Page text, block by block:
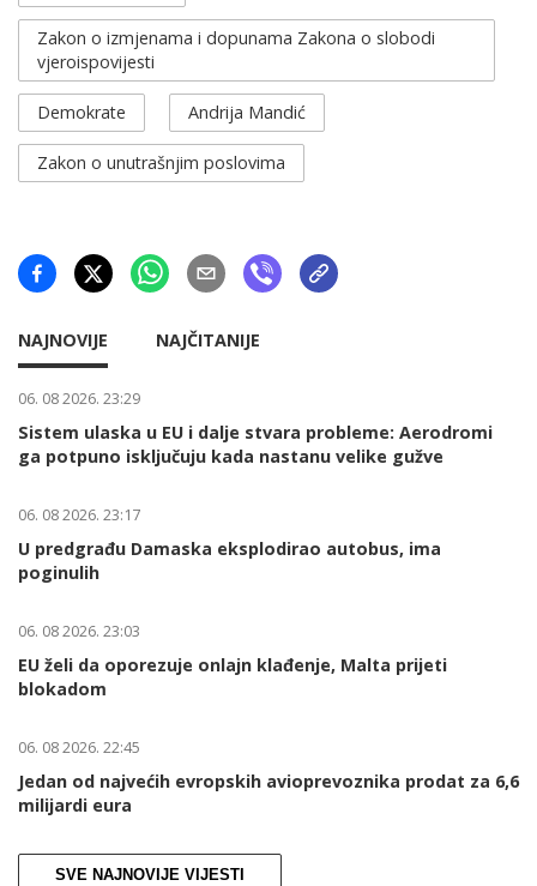
Zakon o izmjenama i dopunama Zakona o slobodi
vjeroispovijesti
Demokrate Andrija Mandić
Zakon o unutrašnjim poslovima
NAJNOVIJE NAJČITANIJE
06. 08 2026. 23:29
Sistem ulaska u EU i dalje stvara probleme: Aerodromi
ga potpuno isključuju kada nastanu velike gužve
06. 08 2026. 23:17
U predgrađu Damaska eksplodirao autobus, ima
poginulih
06. 08 2026. 23:03
EU želi da oporezuje onlajn klađenje, Malta prijeti
blokadom
06. 08 2026. 22:45
Jedan od najvećih evropskih avioprevoznika prodat za 6,6
milijardi eura
SVE NAJNOVIJE VIJESTI